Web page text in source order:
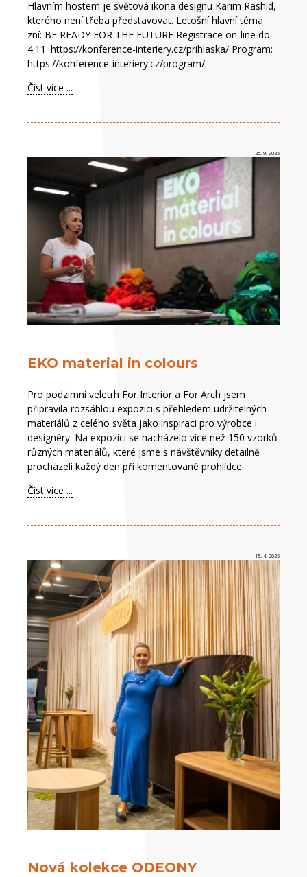
Hlavním hostem je světová ikona designu Karim Rashid,
kterého není třeba představovat. Letošní hlavní téma
zní: BE READY FOR THE FUTURE Registrace on-line do
4.11. https://konference-interiery.cz/prihlaska/ Program:
https://konference-interiery.cz/program/
Číst více ...
25. 9. 2025
EKO material in colours
Pro podzimní veletrh For Interior a For Arch jsem
připravila rozsáhlou expozici s přehledem udržitelných
materiálů z celého světa jako inspiraci pro výrobce i
designéry. Na expozici se nacházelo více než 150 vzorků
různých materiálů, které jsme s návštěvníky detailně
procházeli každý den při komentované prohlídce.
Číst více ...
15. 4. 2025
Nová kolekce ODEONY